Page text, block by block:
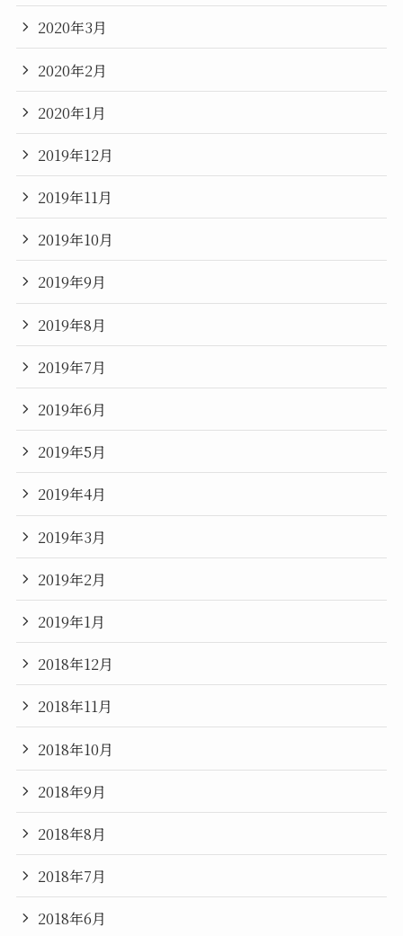
2020年3月
2020年2月
2020年1月
2019年12月
2019年11月
2019年10月
2019年9月
2019年8月
2019年7月
2019年6月
2019年5月
2019年4月
2019年3月
2019年2月
2019年1月
2018年12月
2018年11月
2018年10月
2018年9月
2018年8月
2018年7月
2018年6月